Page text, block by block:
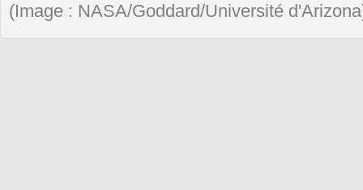
(Image : NASA/Goddard/Université